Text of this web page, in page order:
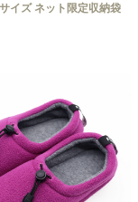
イズ ネット限定収納袋